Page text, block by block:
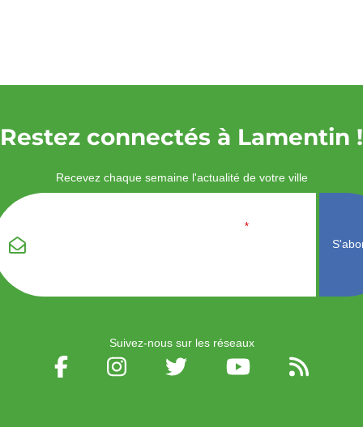
Restez connectés à Lamentin !
Recevez chaque semaine l'actualité de votre ville
*
Suivez-nous sur les réseaux